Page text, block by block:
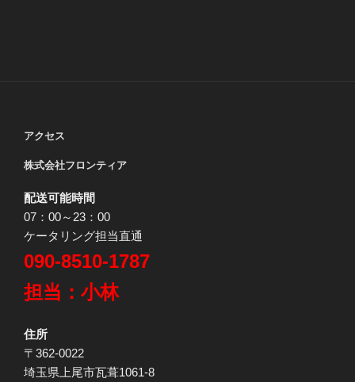
アクセス
株式会社フロンティア
配送可能時間
07：00～23：00
ケータリング担当直通
090-8510-1787
担当：小林
住所
〒362-0022
埼玉県上尾市瓦葺1061-8